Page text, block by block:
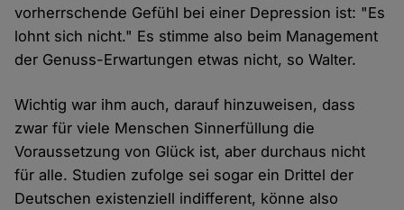
vorherrschende Gefühl bei einer Depression ist: "Es
lohnt sich nicht." Es stimme also beim Management
der Genuss-Erwartungen etwas nicht, so Walter.
Wichtig war ihm auch, darauf hinzuweisen, dass
zwar für viele Menschen Sinnerfüllung die
Voraussetzung von Glück ist, aber durchaus nicht
für alle. Studien zufolge sei sogar ein Drittel der
Deutschen existenziell indifferent, könne also